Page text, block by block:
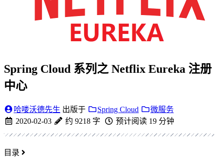
Spring Cloud 系列之 Netflix Eureka 注册
中心
哈喽沃德先生 出版于 Spring Cloud
微服务
2020-02-03
约 9218 字 预计阅读 19 分钟
目录